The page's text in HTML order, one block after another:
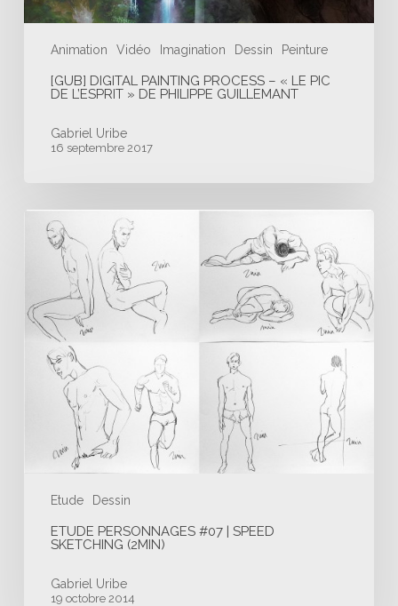
Animation Vidéo Imagination Dessin Peinture
[GUB] DIGITAL PAINTING PROCESS – « LE PIC
DE L’ESPRIT » DE PHILIPPE GUILLEMANT
Gabriel Uribe
16 septembre 2017
Etude Dessin
Etude
Personnages
Sketching
(2min)
ETUDE PERSONNAGES #07 | SPEED
SKETCHING (2MIN)
Gabriel Uribe
19 octobre 2014